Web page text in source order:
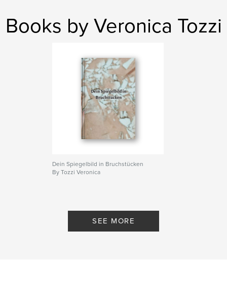
Books by Veronica Tozzi
Dein Spiegelbild in Bruchstücken
By Tozzi Veronica
SEE MORE